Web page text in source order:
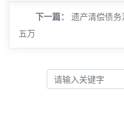
下一篇：
遗产清偿债
五万